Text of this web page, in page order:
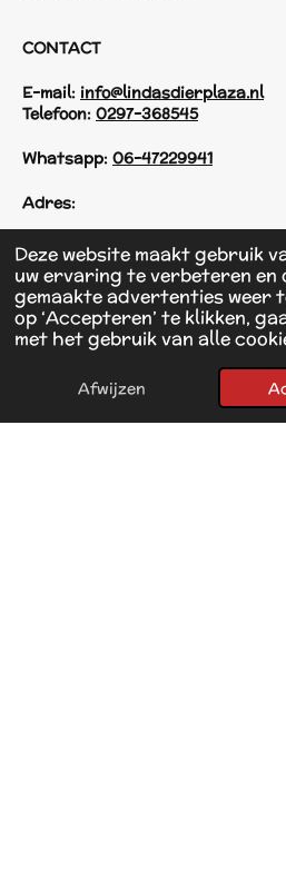
Deze website maakt gebruik
uw ervaring te verbeteren en
gemaakte advertenties weer
op ‘Accepteren’ te klikken,
met het gebruik van alle
Afwijzen
CONTACT
E-mail: info@lindasdierplaza.nl
Telefoon: 0297-368545
Whatsapp: 06-47229941
Adres:
Einsteinstraat 125
1433 KH Kudelstaart
F
a
o
© 2017 - 2026 Linda's Dierplaza
E-mailadres Telefoonnummer